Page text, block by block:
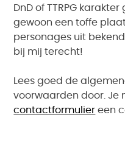
DnD of TTRPG
gewoon een toffe
personages uit
bij mij terecht!
Lees goed de
voorwaarden door. Je
contactformulier een